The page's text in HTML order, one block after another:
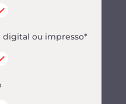
ou impresso*